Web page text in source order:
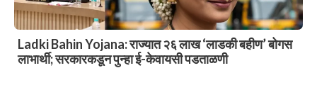
Ladki Bahin Yojana: राज्यात २६ लाख ‘लाडकी बहीण’ बोगस
लाभार्थी; सरकारकडून पुन्हा ई-केवायसी पडताळणी